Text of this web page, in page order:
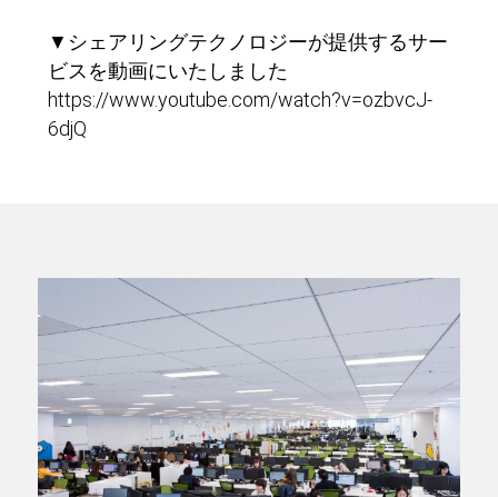
▼シェアリングテクノロジーが提供するサー
ビスを動画にいたしました
https://www.youtube.com/watch?v=ozbvcJ-
6djQ